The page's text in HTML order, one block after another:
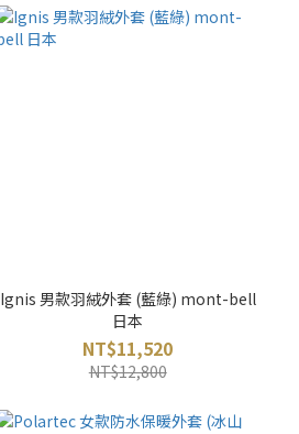
Ignis 男款羽絨外套 (藍綠) mont-bell
日本
NT$11,520
NT$12,800